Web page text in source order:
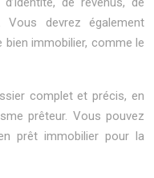
devrez également
immobilier, comme le
complet et précis, en
prêteur. Vous pouvez
prêt immobilier pour la